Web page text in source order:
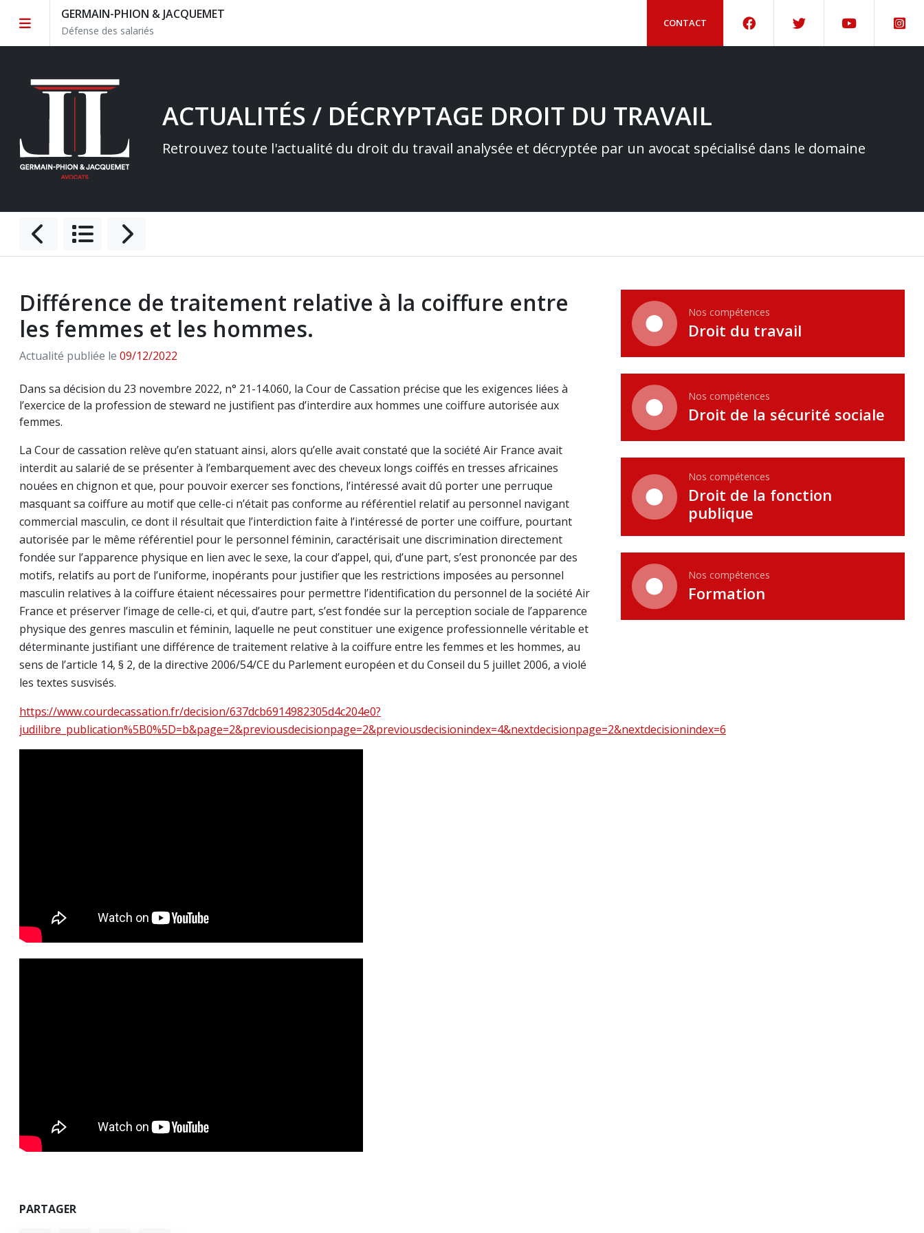
GERMAIN-PHION & JACQUEMET
Défense des salariés
CONTACT
ACTUALITÉS / DÉCRYPTAGE DROIT DU TRAVAIL
Retrouvez toute l'actualité du droit du travail analysée et décryptée par un avocat spécialisé dans le domaine
Différence de traitement relative à la coiffure entre
les femmes et les hommes.
Actualité publiée le 09/12/2022
Dans sa décision du 23 novembre 2022, n° 21-14.060, la Cour de Cassation précise que les exigences liées à
l’exercice de la profession de steward ne justifient pas d’interdire aux hommes une coiffure autorisée aux
femmes.
La Cour de cassation relève qu’en statuant ainsi, alors qu’elle avait constaté que la société Air France avait
interdit au salarié de se présenter à l’embarquement avec des cheveux longs coiffés en tresses africaines
nouées en chignon et que, pour pouvoir exercer ses fonctions, l’intéressé avait dû porter une perruque
masquant sa coiffure au motif que celle-ci n’était pas conforme au référentiel relatif au personnel navigant
commercial masculin, ce dont il résultait que l’interdiction faite à l’intéressé de porter une coiffure, pourtant
autorisée par le même référentiel pour le personnel féminin, caractérisait une discrimination directement
fondée sur l’apparence physique en lien avec le sexe, la cour d’appel, qui, d’une part, s’est prononcée par des
motifs, relatifs au port de l’uniforme, inopérants pour justifier que les restrictions imposées au personnel
masculin relatives à la coiffure étaient nécessaires pour permettre l’identification du personnel de la société Air
France et préserver l’image de celle-ci, et qui, d’autre part, s’est fondée sur la perception sociale de l’apparence
physique des genres masculin et féminin, laquelle ne peut constituer une exigence professionnelle véritable et
déterminante justifiant une différence de traitement relative à la coiffure entre les femmes et les hommes, au
sens de l’article 14, § 2, de la directive 2006/54/CE du Parlement européen et du Conseil du 5 juillet 2006, a violé
les textes susvisés.
https://www.courdecassation.fr/decision/637dcb6914982305d4c204e0?
judilibre_publication%5B0%5D=b&page=2&previousdecisionpage=2&previousdecisionindex=4&nextdecisionpage=2&nextdecisionindex=6
PARTAGER
Nos compétences
Droit du travail
Nos compétences
Droit de la sécurité sociale
Nos compétences
Droit de la fonction
publique
Nos compétences
Formation